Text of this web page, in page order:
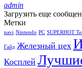
admin
Загрузить еще
Метки
navi Nintendo PC SUPERHOT
Гайд Железный цех
Косплей